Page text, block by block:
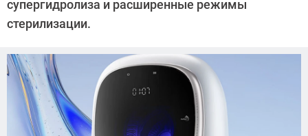
супергидролиза и расширенные режимы
стерилизации.